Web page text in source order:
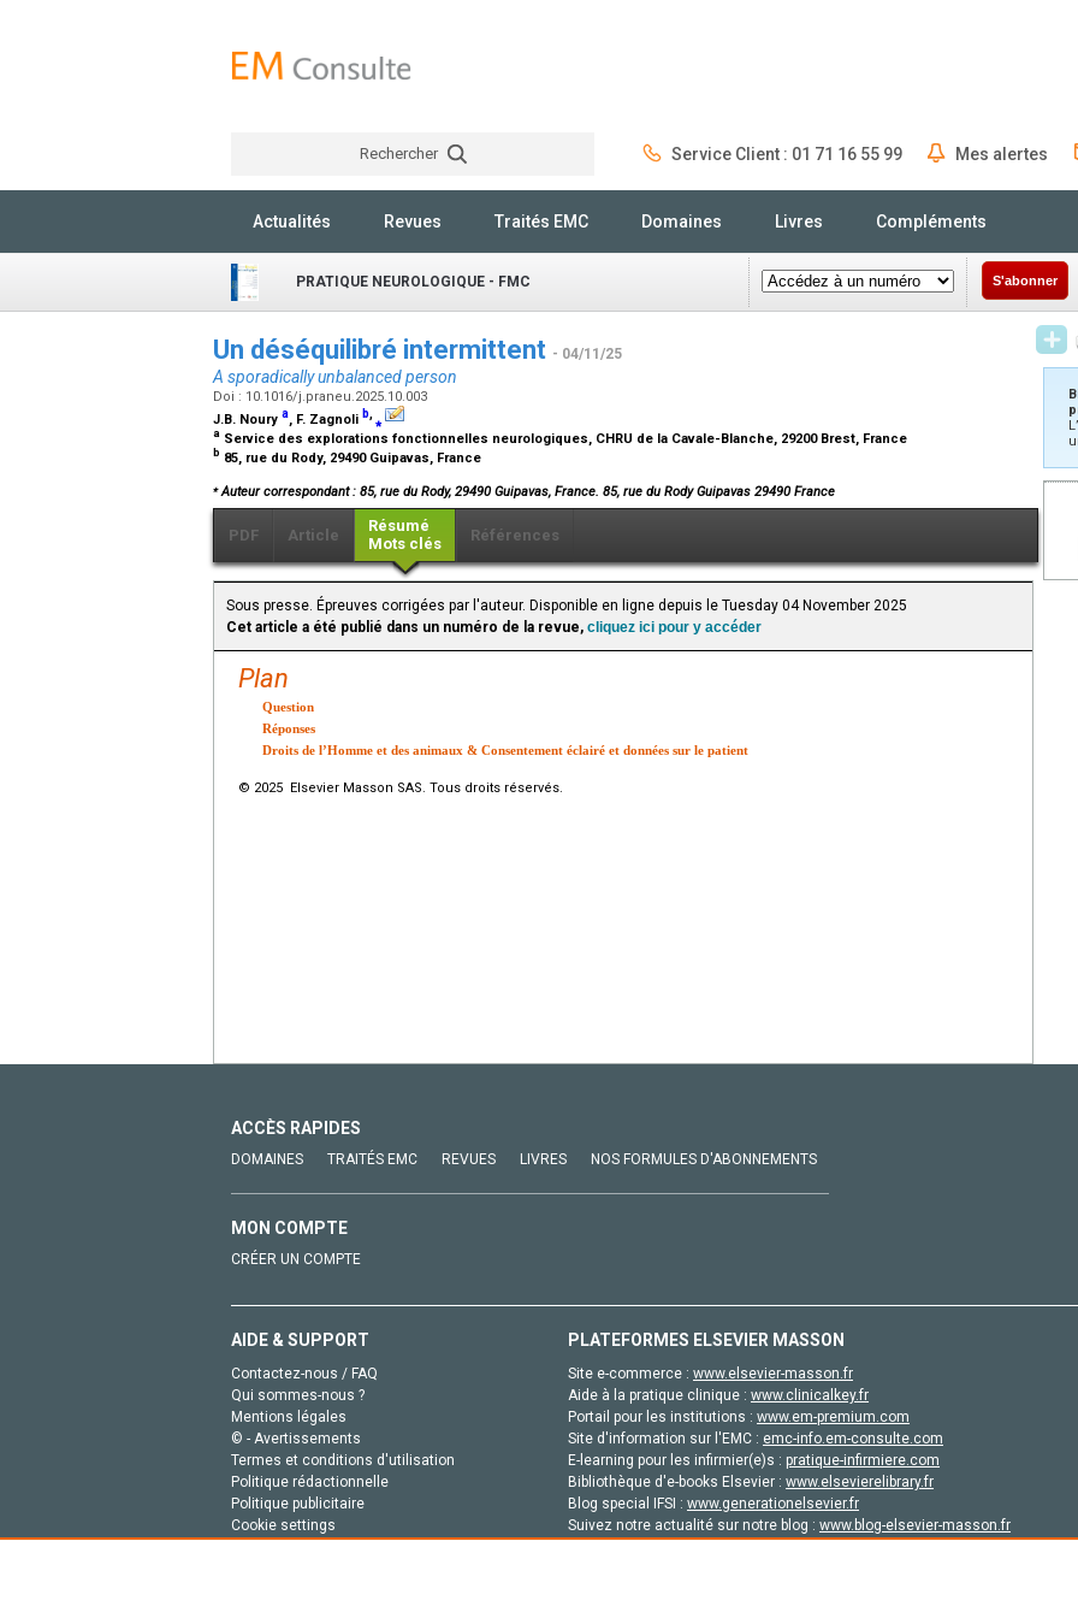
Rechercher Service Client : 01 71 16 55 99 Mes alertes
Actualités Revues Traités EMC Domaines Livres Compléments
PRATIQUE NEUROLOGIQUE - FMC S'abonner
Un déséquilibré intermittent - 04/11/25
A sporadically unbalanced person
Doi : 10.1016/j.praneu.2025.10.003
J.B. Noury a, F. Zagnoli b,⁎
a Service des explorations fonctionnelles neurologiques, CHRU de la Cavale-Blanche, 29200 Brest, France
b 85, rue du Rody, 29490 Guipavas, France
⁎Auteur correspondant : 85, rue du Rody, 29490 Guipavas, France. 85, rue du Rody Guipavas 29490 France
PDF Article
Résumé
Mots clés
Références
Sous presse. Épreuves corrigées par l'auteur. Disponible en ligne depuis le Tuesday 04 November 2025
Cet article a été publié dans un numéro de la revue, cliquez ici pour y accéder
Plan
Question
Réponses
Droits de l’Homme et des animaux & Consentement éclairé et données sur le patient
© 2025 Elsevier Masson SAS. Tous droits réservés.
ACCÈS RAPIDES
DOMAINES TRAITÉS EMC REVUES LIVRES NOS FORMULES D'ABONNEMENTS
MON COMPTE
CRÉER UN COMPTE
AIDE & SUPPORT
Contactez-nous / FAQ
Qui sommes-nous ?
Mentions légales
© - Avertissements
Termes et conditions d'utilisation
Politique rédactionnelle
Politique publicitaire
Cookie settings
PLATEFORMES ELSEVIER MASSON
Site e-commerce : www.elsevier-masson.fr
Aide à la pratique clinique : www.clinicalkey.fr
Portail pour les institutions : www.em-premium.com
Site d'information sur l'EMC : emc-info.em-consulte.com
E-learning pour les infirmier(e)s : pratique-infirmiere.com
Bibliothèque d'e-books Elsevier : www.elsevierelibrary.fr
Blog special IFSI : www.generationelsevier.fr
Suivez notre actualité sur notre blog : www.blog-elsevier-masson.fr